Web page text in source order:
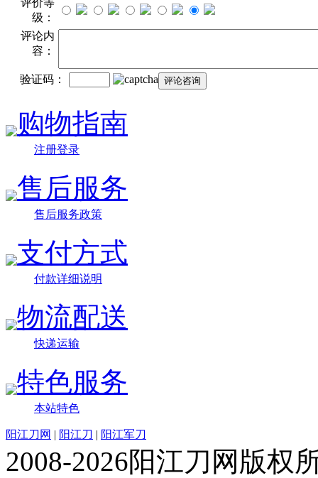
评价等
级：
评论内
容：
验证码：
购物指南
注册登录
售后服务
售后服务政策
支付方式
付款详细说明
物流配送
快递运输
特色服务
本站特色
阳江刀网 | 阳江刀 | 阳江军刀
2008-2026阳江刀网版权